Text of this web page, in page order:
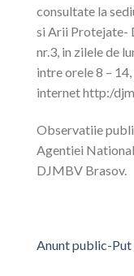
consultate la
si Arii Protejate-
nr.3, in zilele de
intre orele 8 –
internet http:/
Observatiie
Agentiei
DJMBV Brasov.
Anunt public-